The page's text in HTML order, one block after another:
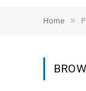
Home »